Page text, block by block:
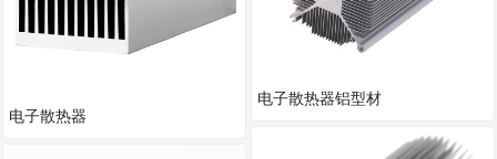
电子散热器
电子散热器铝型材